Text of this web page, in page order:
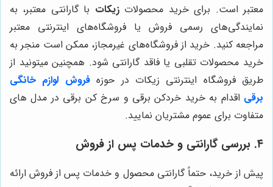
معتبر است. برای خرید محصولاتزیکات با گارانتی معتبر، به
نمایندگی‌های رسمی فروش یا فروشگاه‌های اینترنتی معتبر
مراجعه کنید. خرید از فروشگاه‌های غیرمجاز، ممکن است منجر به
خرید محصولات تقلبی یا فاقد گارانتی شود. همچنین میتونید از
طریق فروشگاه اینترنتی زیکات در حوزه فروش لوازم خانگی
برقی اقدام به خرید خردکن برقی و سرخ کن برقی در مدل های
متفاوت برای عموم مشتریان نمایید.
۴. بررسی گارانتی و خدمات پس از فروش
پیش از خرید، حتماً گارانتی محصول و خدمات پس از فروش ارائه